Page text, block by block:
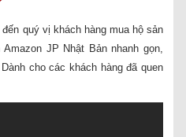
quý vị khách hàng mua hộ sản
Amazon JP Nhật Bản nhanh gọn,
cho các khách hàng đã quen